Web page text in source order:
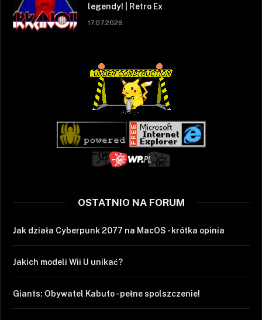
legendy! | Retro Ex
17.07.2026
OSTATNIO NA FORUM
Jak działa Cyberpunk 2077 na MacOS - krótka opinia
Jakich modeli Wii U unikać?
Giants: Obywatel Kabuto - pełne spolszczenie!